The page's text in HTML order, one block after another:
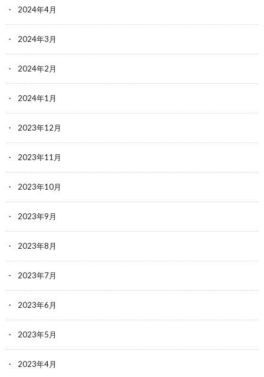
2024年4月
2024年3月
2024年2月
2024年1月
2023年12月
2023年11月
2023年10月
2023年9月
2023年8月
2023年7月
2023年6月
2023年5月
2023年4月